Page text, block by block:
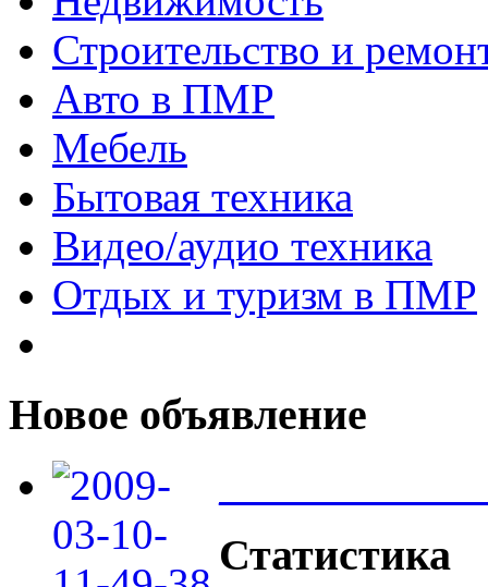
Строительство и
Авто в ПМР
Мебель
Бытовая техника
Видео/аудио техника
Отдых и туризм в ПМР
Новое объявление
Статистика